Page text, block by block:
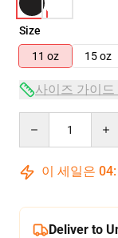
Size
11 oz
15 oz
사이즈 가이드
이 세일은 04:
Deliver to